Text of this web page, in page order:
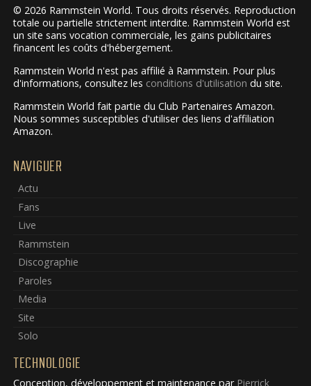
© 2026 Rammstein World. Tous droits réservés. Reproduction
totale ou partielle strictement interdite. Rammstein World est
un site sans vocation commerciale, les gains publicitaires
financent les coûts d'hébergement.
Rammstein World n'est pas affilié à Rammstein. Pour plus
d'informations, consultez les conditions d'utilisation du site.
Rammstein World fait partie du Club Partenaires Amazon.
Nous sommes susceptibles d'utiliser des liens d'affiliation
Amazon.
NAVIGUER
Actu
Fans
Live
Rammstein
Discographie
Paroles
Media
Site
Solo
TECHNOLOGIE
Conception, développement et maintenance par Pierrick